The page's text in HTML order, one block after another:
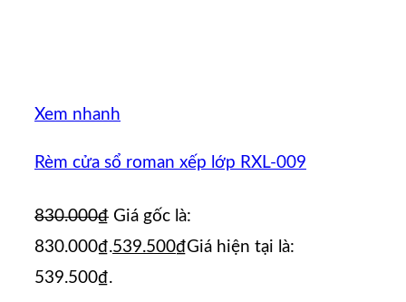
Xem nhanh
Rèm cửa sổ roman xếp lớp RXL-009
830.000₫ Giá gốc là:
830.000₫.539.500₫Giá hiện tại là:
539.500₫.